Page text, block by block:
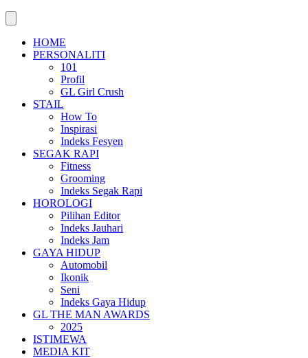
HOME
PERSONALITI
101
Profil
GL Girl Crush
STAIL
How To
Inspirasi
Indeks Fesyen
SEGAK RAPI
Fitness
Grooming
Indeks Segak Rapi
HOROLOGI
Pilihan Editor
Indeks Jauhari
Indeks Jam
GAYA HIDUP
Automobil
Ikonik
Seni
Indeks Gaya Hidup
GL THE MAN AWARDS
2025
ISTIMEWA
MEDIA KIT